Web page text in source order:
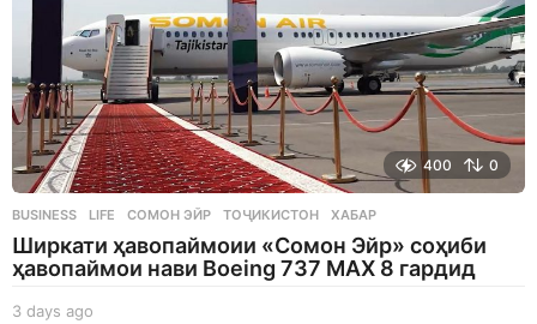
400 0
BUSINESS ,LIFE СОМОН ЭЙР ,ТОҶИКИСТОН ,ХАБАР
Ширкати ҳавопаймоии «Сомон Эйр» соҳиби
ҳавопаймои нави Boeing 737 MAX 8 гардид
3 days ago